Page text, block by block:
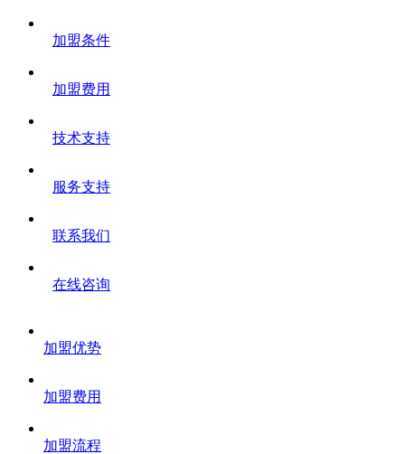
加盟条件
加盟费用
技术支持
服务支持
联系我们
在线咨询
加盟优势
加盟费用
加盟流程